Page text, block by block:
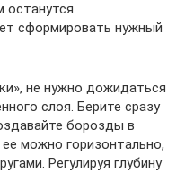
останутся
сформировать нужный
не нужно дожидаться
слоя. Берите сразу
борозды в
можно горизонтально,
Регулируя глубину